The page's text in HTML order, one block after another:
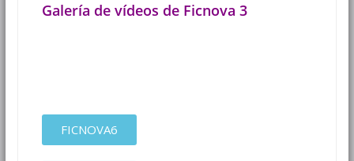
Galería de vídeos de Ficnova 3
FICNOVA6